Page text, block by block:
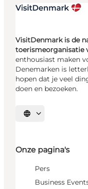
VisitDenmark is de
toerismeorganisatie
enthousiast maken
Denemarken is
hopen dat je veel
doen en bezoeken.
Selecteer taal
Onze pagina's
Pers
Business